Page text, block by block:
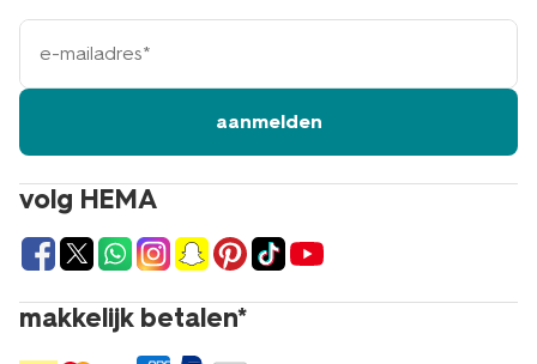
volg HEMA
makkelijk betalen*
e-
mailadres
aanmelden